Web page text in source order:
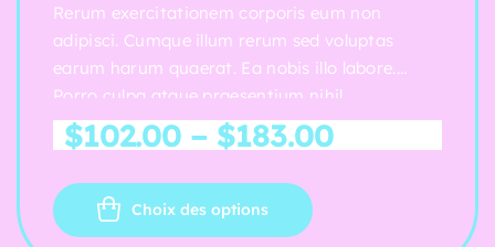
Rerum exercitationem corporis eum non
adipisci. Cumque illum rerum sed voluptas
earum harum quaerat. Ea nobis illo labore.
Porro culpa atque praesentium nihil.
$102.00 – $183.00
Choix des options